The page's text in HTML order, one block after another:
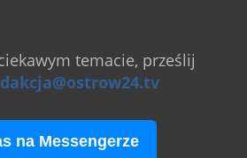
temacie, prześlij
na Messengerze